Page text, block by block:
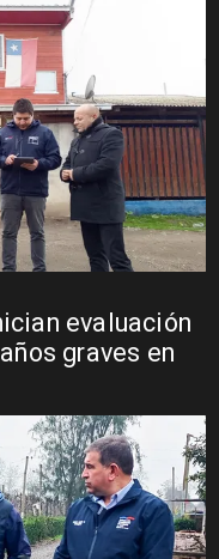
evaluación
graves en